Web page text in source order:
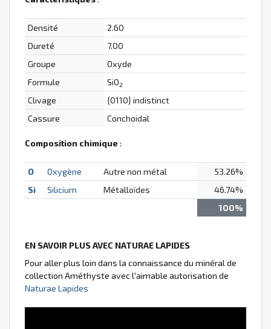
Densité
2.60
Dureté
7.00
Groupe
Oxyde
Formule
SiO2
Clivage
{0110} indistinct
Cassure
Conchoidal
Composition chimique :
O Oxygène Autre non métal
53.26%
Si
Silicium Métalloïdes
46.74%
100%
EN SAVOIR PLUS AVEC NATURAE LAPIDES
Pour aller plus loin dans la connaissance du minéral de
collection Améthyste avec l'aimable autorisation de
Naturae Lapides